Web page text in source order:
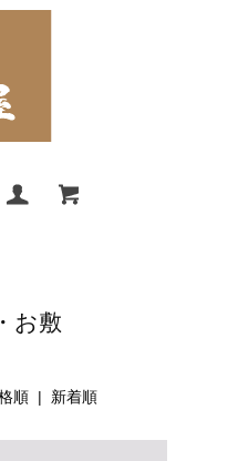
お敷
順 | 新着順